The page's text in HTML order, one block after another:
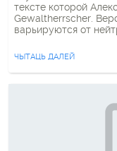
тексте которой
Gewaltherrscher.
варьируются от
воздерживается от
Статья посвящена
центр приема
ЧЫТАЦЬ ДАЛЕЙ